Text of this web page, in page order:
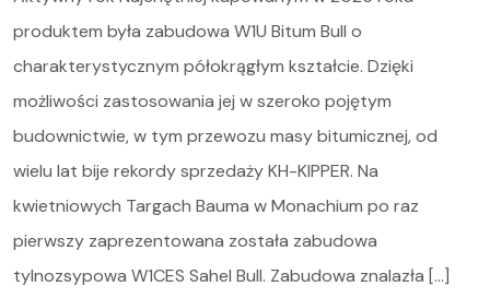
produktem była zabudowa W1U Bitum Bull o
charakterystycznym półokrągłym kształcie. Dzięki
możliwości zastosowania jej w szeroko pojętym
budownictwie, w tym przewozu masy bitumicznej, od
wielu lat bije rekordy sprzedaży KH-KIPPER. Na
kwietniowych Targach Bauma w Monachium po raz
pierwszy zaprezentowana została zabudowa
tylnozsypowa W1CES Sahel Bull. Zabudowa znalazła […]